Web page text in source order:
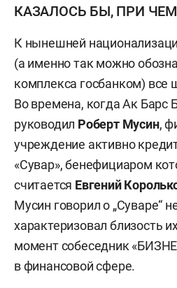
КАЗАЛОСЬ БЫ, ПРИ
К нынешней
(а именно так можно
комплекса госбанком) все
Во времена, когда Ак Барс
руководил Роберт Мусин,
учреждение активно
«Сувар», бенефициаром
считается Евгений
Мусин говорил о „Суваре“
характеризовал близость
момент собеседник
в финансовой сфере.